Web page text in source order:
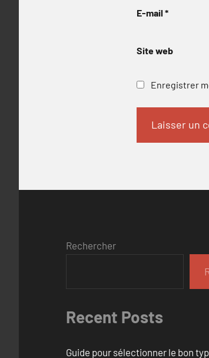
E-mail *
Site web
Enregistrer
Rechercher
Recent Posts
Guide pour sélectionner le bon